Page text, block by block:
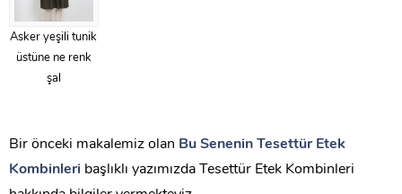
Asker yeşili tunik
üstüne ne renk
şal
Bir önceki makalemiz olan Bu Senenin Tesettür Etek
Kombinleri başlıklı yazımızda Tesettür Etek Kombinleri